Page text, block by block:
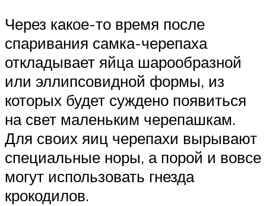
Через какое-то время после
спаривания самка-черепаха
откладывает яйца шарообразной
или эллипсовидной формы, из
которых будет суждено появиться
на свет маленьким черепашкам.
Для своих яиц черепахи вырывают
специальные норы, а порой и вовсе
могут использовать гнезда
крокодилов.